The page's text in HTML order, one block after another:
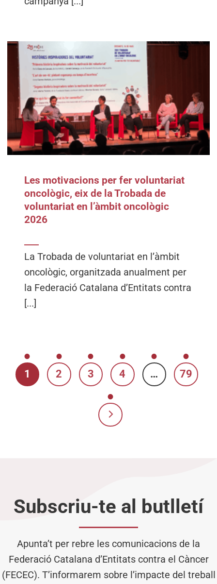
Les motivacions per fer voluntariat
oncològic, eix de la Trobada de
voluntariat en l’àmbit oncològic
2026
La Trobada de voluntariat en l’àmbit
oncològic, organitzada anualment per
la Federació Catalana d’Entitats contra
[...]
1 2 3 4 … 79
Subscriu-te al butlletí
Apunta’t per rebre les comunicacions de la
Federació Catalana d’Entitats contra el Càncer
(FECEC). T’informarem sobre l’impacte del treball